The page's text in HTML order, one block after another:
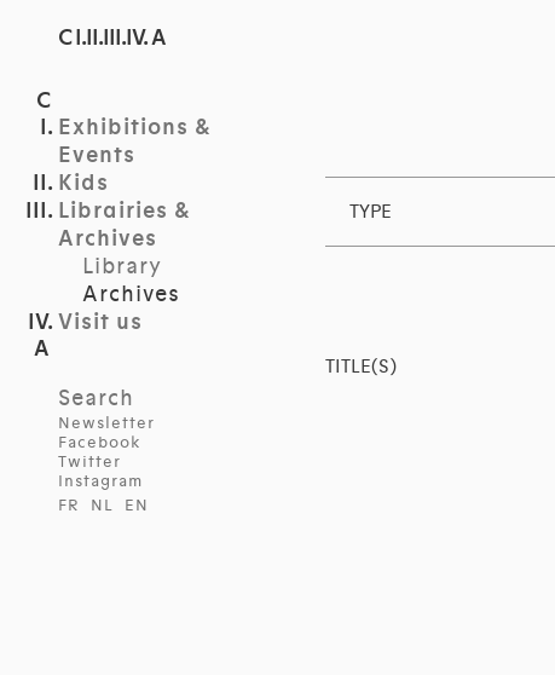
C I.II.III.IV. A
Exhibitions &
Events
Kids
Librairies &
Archives
Library
Archives
Visit us
Search
Newsletter
Facebook
Twitter
Instagram
FR
NL EN
TYPE
TITLE(S)